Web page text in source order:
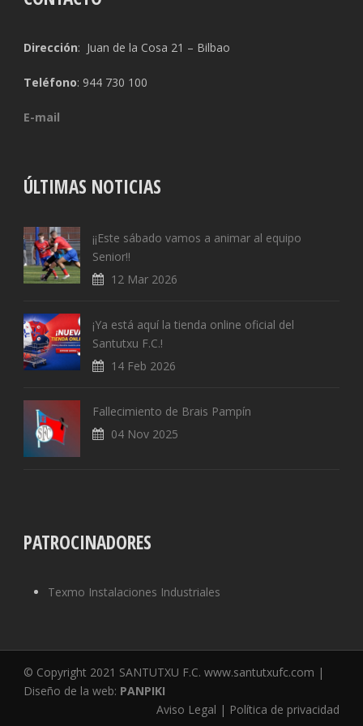
Dirección: Juan de la Cosa 21 – Bilbao
Teléfono: 944 730 100
E-mail
ÚLTIMAS NOTICIAS
¡¡Este sábado vamos a animar al equipo
Senior!!
12 Mar 2026
¡Ya está aquí la tienda online oficial del
Santutxu F.C.!
14 Feb 2026
Fallecimiento de Brais Pampín
04 Nov 2025
PATROCINADORES
Texmo Instalaciones Industriales
© Copyright 2021 SANTUTXU F.C. www.santutxufc.com |
Diseño de la web: PANPIKI
Aviso Legal | Política de privacidad